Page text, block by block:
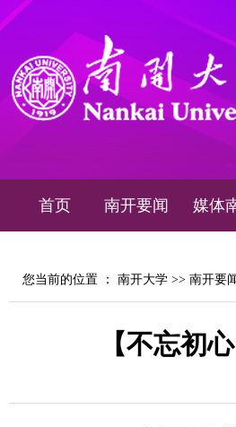
首页 南开要闻 媒体
您当前的位置 ： 南开大学 >> 南开要
【不忘初